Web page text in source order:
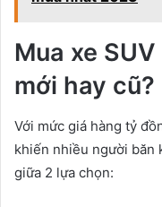
Mua xe
mới hay cũ?
Với mức giá hàng tỷ
khiến nhiều người băn
giữa 2 lựa chọn: